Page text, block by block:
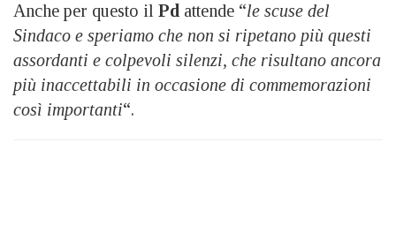
Anche per questo il Pd attende “le scuse del
Sindaco e speriamo che non si ripetano più questi
assordanti e colpevoli silenzi, che risultano ancora
più inaccettabili in occasione di commemorazioni
così importanti“.